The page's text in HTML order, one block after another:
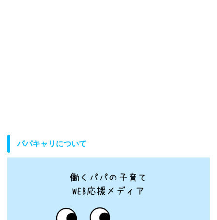
パパキャリについて